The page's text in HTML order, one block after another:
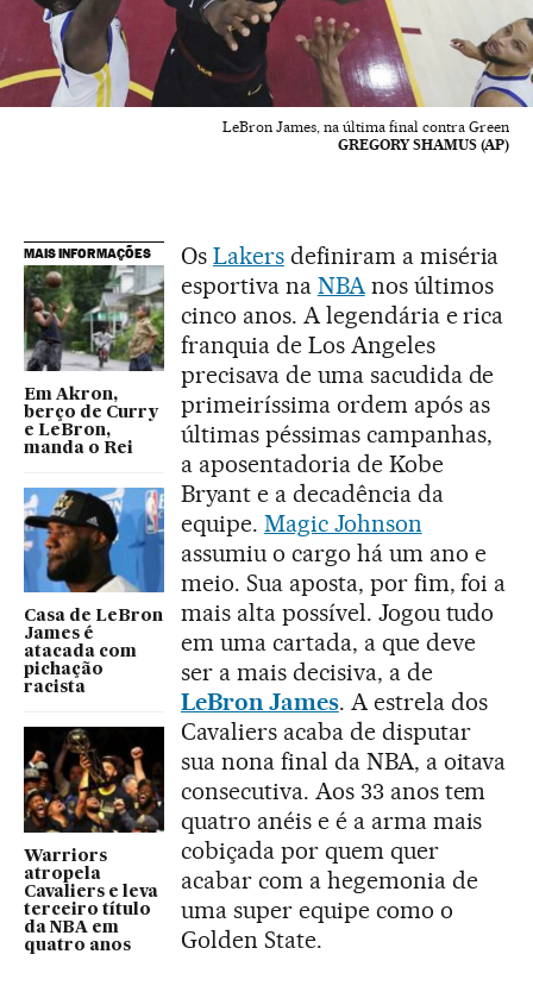
LeBron James, na última final contra Green
GREGORY SHAMUS (AP)
MAIS INFORMAÇÕES
Em Akron,
berço de Curry
e LeBron,
manda o Rei
Casa de LeBron
James é
atacada com
pichação
racista
Warriors
atropela
Cavaliers e leva
terceiro título
da NBA em
quatro anos
Os Lakersdefiniram a miséria
esportiva na NBAnos últimos
cinco anos. A legendária e rica
franquia de Los Angeles
precisava de uma sacudida de
primeiríssima ordem após as
últimas péssimas campanhas,
a aposentadoria de Kobe
Bryant e a decadência da
equipe. Magic Johnson
assumiu o cargo há um ano e
meio. Sua aposta, por fim, foi a
mais alta possível. Jogou tudo
em uma cartada, a que deve
ser a mais decisiva, a de
LeBron James. A estrela dos
Cavaliers acaba de disputar
sua nona final da NBA, a oitava
consecutiva. Aos 33 anos tem
quatro anéis e é a arma mais
cobiçada por quem quer
acabar com a hegemonia de
uma super equipe como o
Golden State.